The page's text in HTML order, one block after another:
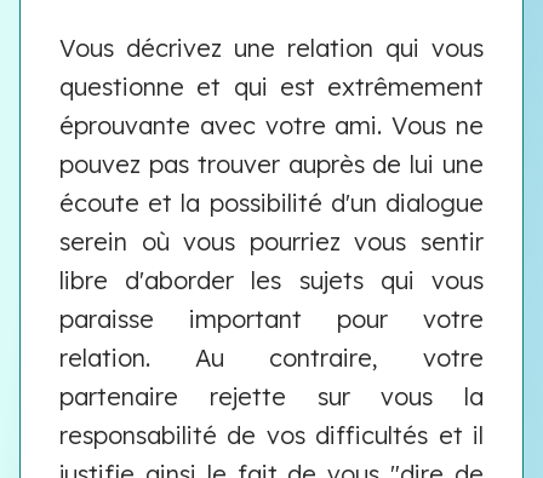
Vous décrivez une relation qui vous
questionne et qui est extrêmement
éprouvante avec votre ami. Vous ne
pouvez pas trouver auprès de lui une
écoute et la possibilité d'un dialogue
serein où vous pourriez vous sentir
libre d'aborder les sujets qui vous
paraisse important pour votre
relation. Au contraire, votre
partenaire rejette sur vous la
responsabilité de vos difficultés et il